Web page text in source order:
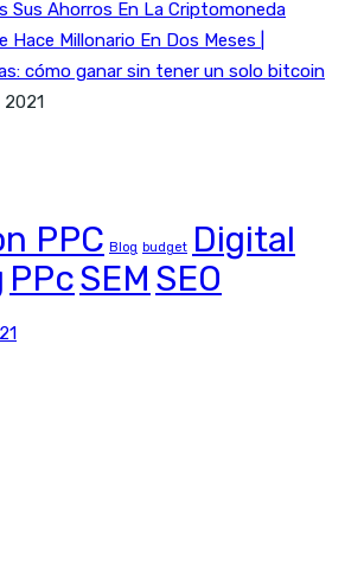
Sus Ahorros En La Criptomoneda
Hace Millonario En Dos Meses |
cómo ganar sin tener un solo bitcoin
2021
PPC Blog budget Digital
PPcSEM SEO